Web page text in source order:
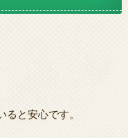
と安心です。